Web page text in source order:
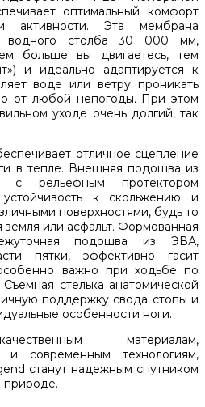
оптимальный комфорт
Эта мембрана
водного столба 30 000 мм,
больше вы двигаетесь, тем
и идеально адаптируется к
воде или ветру проникать
от любой непогоды. При этом
уходе очень долгий, так
отличное сцепление
в тепле. Внешняя подошва из
с рельефным протектором
к скольжению и
поверхностями, будь то
земля или асфальт. Формованная
подошва из ЭВА,
пятки, эффективно гасит
важно при ходьбе по
стелька анатомической
поддержку свода стопы и
особенности ноги.
материалам,
и современным технологиям,
станут надежным спутником
природе.